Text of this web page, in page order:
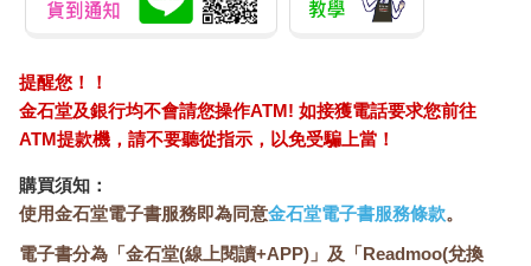
從神經科學的觀點來看，背書就是重複的活化同一組神經元，使
「人之初」，後面的「性本善」就會自己跳出來。所以孩子若是
了解背誦的內容，透過意義的幫助，他會學的容易、記的牢，若
不懂意義，只靠音的力量在結合，這些表徵的形成就困難得多，
以前私塾都要大聲朗誦，就是要靠音來幫助記憶。
硬背卻不懂其意，易錯誤理解一輩子童年相對於成長後，干擾的
訊息少很多，所以童年讀的東西記憶痕跡較深，記得久。這是很
多人要趁孩子記憶力好時叫他背東西，但是不懂而背有個缺點，
提醒您！！
金石堂及銀行均不會請您操作ATM! 如接獲電話要求您前往
ATM提款機，請不要聽從指示，以免受騙上當！
購買須知：
使用金石堂電子書服務即為同意金石堂電子書服務條款。
電子書分為「金石堂(線上閱讀+APP)」及「Readmoo(兌換